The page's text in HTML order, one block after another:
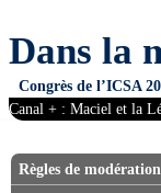
Dans la
Congrès de l’ICSA
Canal + : Maciel et la
Règles de